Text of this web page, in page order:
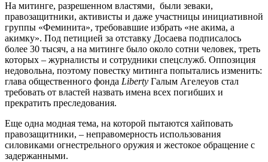
На митинге, разрешенном властями, были зеваки,
правозащитники, активисты и даже участницы инициативной
группы «Феминита», требовавшие избрать «не акима, а
акимку». Под петицией за отставку Досаева подписалось
более 30 тысяч, а на митинге было около сотни человек, треть
которых – журналисты и сотрудники спецслужб. Оппозиция
недовольна, поэтому повестку митинга попытались изменить:
глава общественного фонда Liberty Галым Агелеуов стал
требовать от властей назвать имена всех погибших и
прекратить преследования.
Еще одна модная тема, на которой пытаются хайповать
правозащитники, – неправомерность использования
силовиками огнестрельного оружия и жестокое обращение с
задержанными.